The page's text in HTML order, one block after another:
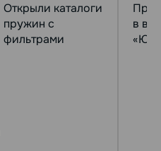
Открыли каталоги
пружин с
фильтрами
в